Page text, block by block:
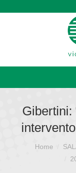
Gibertini:
Sei qui:Home